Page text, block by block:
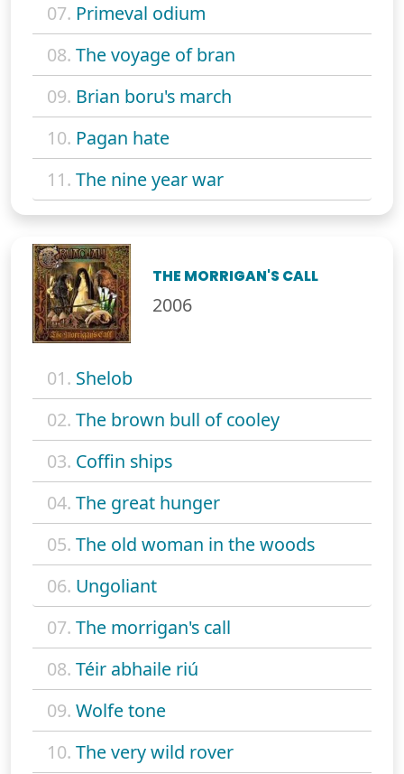
07. Primeval odium
08. The voyage of bran
09. Brian boru's march
10. Pagan hate
11. The nine year war
THE MORRIGAN'S CALL
2006
01. Shelob
02. The brown bull of cooley
03. Coffin ships
04. The great hunger
05. The old woman in the woods
06. Ungoliant
07. The morrigan's call
08. Téir abhaile riú
09. Wolfe tone
10. The very wild rover